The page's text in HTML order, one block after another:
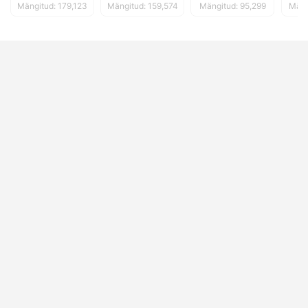
Mängitud: 179,123 Mängitud: 159,574 Mängitud: 95,299